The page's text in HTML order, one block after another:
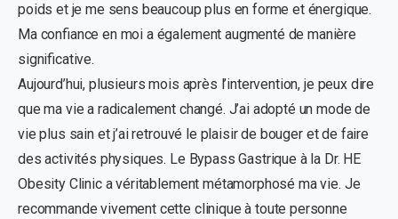
poids et je me sens beaucoup plus en forme et énergique.
Ma confiance en moi a également augmenté de manière
significative.
Aujourd’hui, plusieurs mois après l’intervention, je peux dire
que ma vie a radicalement changé. J’ai adopté un mode de
vie plus sain et j’ai retrouvé le plaisir de bouger et de faire
des activités physiques. Le Bypass Gastrique à la Dr. HE
Obesity Clinic a véritablement métamorphosé ma vie. Je
recommande vivement cette clinique à toute personne